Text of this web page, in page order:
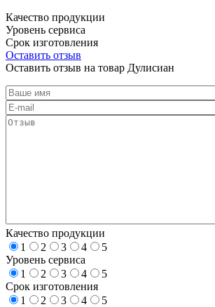
Качество продукции
Уровень сервиса
Срок изготовления
Оставить отзыв
Оставить отзыв на товар Дулисиан
Качество продукции
1
2 3 4
5
Уровень сервиса
1
2 3 4
5
Срок изготовления
1
2 3 4
5